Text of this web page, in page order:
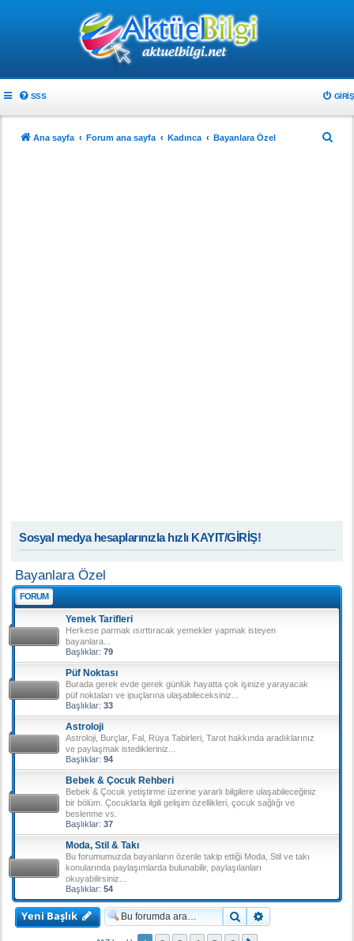
SSS GIRIŞ
Ana sayfa Forum ana sayfa Kadınca Bayanlara Özel
Sosyal medya hesaplarınızla hızlı KAYIT/GİRİŞ!
Bayanlara Özel
FORUM
Yemek Tarifleri
Herkese parmak ısırttıracak yemekler yapmak isteyen
bayanlara...
Başlıklar: 79
Püf Noktası
Burada gerek evde gerek günlük hayatta çok işinize yarayacak
püf noktaları ve ipuçlarına ulaşabileceksiniz...
Başlıklar: 33
Astroloji
Astroloji, Burçlar, Fal, Rüya Tabirleri, Tarot hakkında aradıklarınız
ve paylaşmak istedikleriniz...
Başlıklar: 94
Bebek & Çocuk Rehberi
Bebek & Çocuk yetiştirme üzerine yararlı bilgilere ulaşabileceğiniz
bir bölüm. Çocuklarla ilgili gelişim özellikleri, çocuk sağlığı ve
beslenme vs.
Başlıklar: 37
Moda, Stil & Takı
Bu forumumuzda bayanların özenle takip ettiği Moda, Stil ve takı
konularında paylaşımlarda bulunabilir, paylaşılanları
okuyabilirsiniz...
Başlıklar: 54
Yeni Başlık Ara